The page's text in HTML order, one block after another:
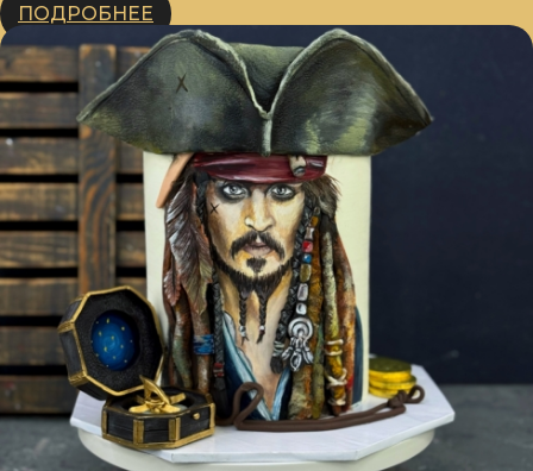
ПОДРОБНЕЕ